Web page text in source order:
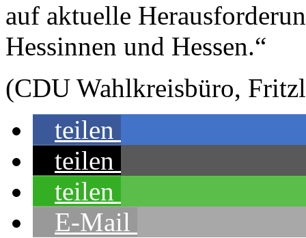
auf aktuelle
Hessinnen und Hessen.“
(CDU Wahlkreisbüro,
teilen
teilen
teilen
E-Mail